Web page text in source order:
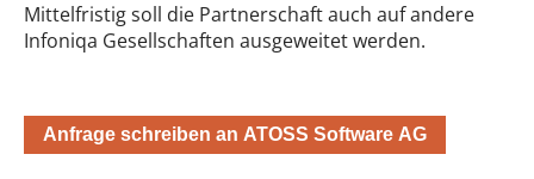
Mittelfristig soll die Partnerschaft auch auf andere
Infoniqa Gesellschaften ausgeweitet werden.
Anfrage schreiben an ATOSS Software AG